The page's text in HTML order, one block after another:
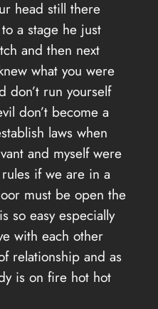
head still there
a stage he just
and then next
what you were
don’t run yourself
don’t become a
laws when
and myself were
if we are in a
must be open the
so easy especially
with each other
relationship and as
is on fire hot hot